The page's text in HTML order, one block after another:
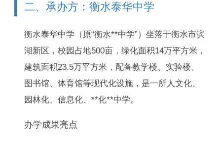
二、承办方：衡水泰华中学
衡水泰华中学（原“衡水**中学”）坐落于衡水市滨
湖新区，校园占地500亩，绿化面积14万平方米，
建筑面积23.5万平方米，配备教学楼、实验楼、
图书馆、体育馆等现代化设施，是一所人文化、
园林化、信息化、**化**中学。
办学成果亮点